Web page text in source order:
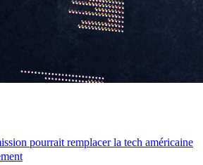
pourrait remplacer la tech américaine